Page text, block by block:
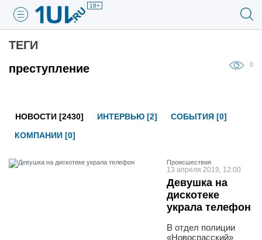
18+
ТЕГИ
преступление
0
НОВОСТИ [2430] ИНТЕРВЬЮ [2]
СОБЫТИЯ [0]
КОМПАНИИ [0]
Проиcшествия
13 апреля 2019, 12:00
Девушка на
дискотеке
украла телефон
В отдел полиции
«Новоспасский»